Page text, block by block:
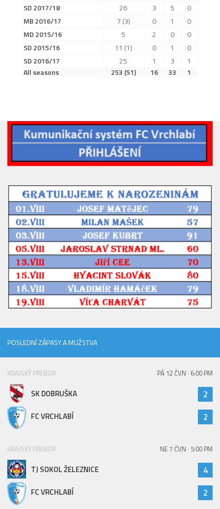
Realizační tým
Historie MB
Zápasy MB 2025/26
Zápasy MB 2024/25
2019/20
Tabulka
Zápasy SD 2026/27
Hráči
Realizační tým
Zápasy
Ml. dorost
Zápasy MD
Hráči
Zápasy
St. žáci
Realizační tým
Zápasy
Ml. žáci
Hráči
Realizační tým
Výsledky
SD 2017/18
26 3 5
0
MB 2016/17
7 (3) 0 1
0
MD 2015/16
5 2 0
0
SD 2015/16
11 (1) 0 1
0
SD 2016/17
25 1 3
1
All seasons
253 (51) 16 33 1
POSLEDNÍ ZÁPASY A MUŽSTVA
KRAJSKÝ PŘEBOR PÁ 12 ČVN · 6:00 PM
SK DOBRUŠKA 2
FC VRCHLABÍ 2
KRAJSKÝ PŘEBOR NE 7 ČVN · 5:00 PM
TJ SOKOL ŽELEZNICE 4
FC VRCHLABÍ 2